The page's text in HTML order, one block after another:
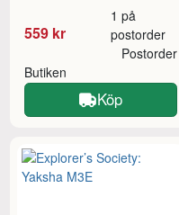
559 kr
1 på
postorder
Butiken
Postorder
Köp